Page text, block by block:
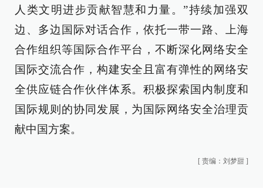
人类文明进步贡献智慧和力量。”持续加强双
边、多边国际对话合作，依托一带一路、上海
合作组织等国际合作平台，不断深化网络安全
国际交流合作，构建安全且富有弹性的网络安
全供应链合作伙伴体系。积极探索国内制度和
国际规则的协同发展，为国际网络安全治理贡
献中国方案。
[ 责编：刘梦甜 ]